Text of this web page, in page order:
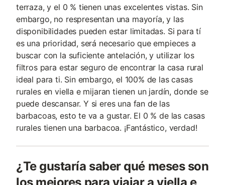
terraza, y el 0 % tienen unas excelentes vistas. Sin
embargo, no respresentan una mayoría, y las
disponibilidades pueden estar limitadas. Si para tí
es una prioridad, será necesario que empieces a
buscar con la suficiente antelación, y utilizar los
filtros para estar seguro de encontrar la casa rural
ideal para ti. Sin embargo, el 100% de las casas
rurales en viella e mijaran tienen un jardín, donde se
puede descansar. Y si eres una fan de las
barbacoas, esto te va a gustar. El 0 % de las casas
rurales tienen una barbacoa. ¡Fantástico, verdad!
¿Te gustaría saber qué meses son